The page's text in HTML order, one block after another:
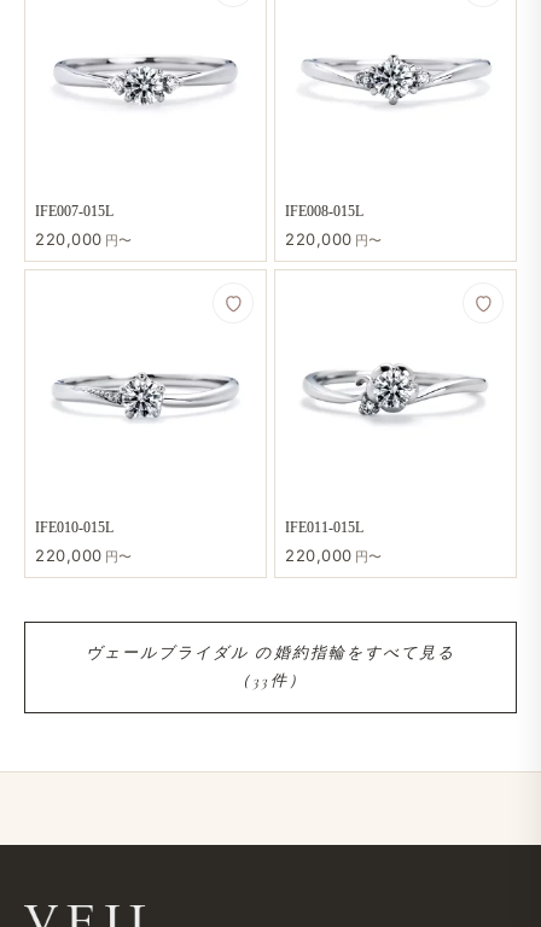
IFE007-015L
220,000 円〜
IFE008-015L
220,000 円〜
IFE010-015L
220,000 円〜
IFE011-015L
220,000 円〜
ヴェールブライダル の​婚約指輪を​すべて​見る​
（33件）